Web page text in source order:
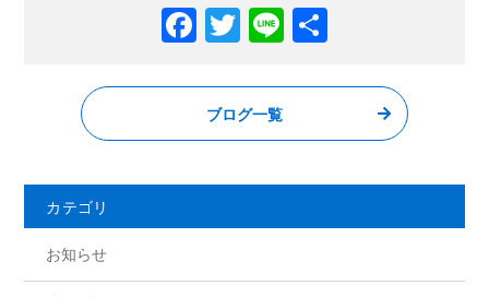
F
c
e
o
o
k
T
itt
er
Li
e
ブログ一覧
カテゴリ
お知らせ